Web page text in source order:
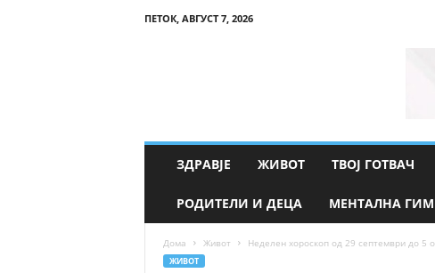
ПЕТОК, АВГУСТ 7, 2026
ЗДРАВЈЕ ЖИВОТ ТВОЈ ГОТВАЧ
РОДИТЕЛИ И ДЕЦА МЕНТАЛНА
Дома Живот Неделен хороскоп од 29 септември до 5
ЖИВОТ